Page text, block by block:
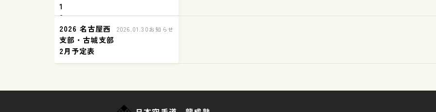
1
2
1
8
古
城
2026 名古屋西
支部・古城支部
2月予定表
2026.01.30お知らせ